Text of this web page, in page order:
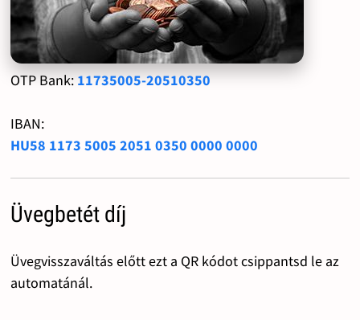
OTP Bank: 11735005-20510350
IBAN:
HU58 1173 5005 2051 0350 0000 0000
Üvegbetét díj
Üvegvisszaváltás előtt ezt a QR kódot csippantsd le az
automatánál.